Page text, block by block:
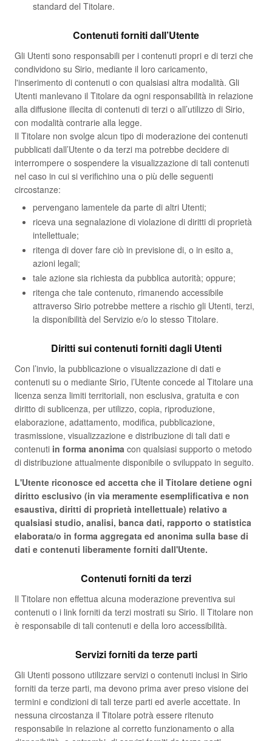
standard del Titolare.
Contenuti forniti dall’Utente
Gli Utenti sono responsabili per i contenuti propri e di terzi che
condividono su Sirio, mediante il loro caricamento,
l'inserimento di contenuti o con qualsiasi altra modalità. Gli
Utenti manlevano il Titolare da ogni responsabilità in relazione
alla diffusione illecita di contenuti di terzi o all’utilizzo di Sirio,
con modalità contrarie alla legge.
Il Titolare non svolge alcun tipo di moderazione dei contenuti
pubblicati dall’Utente o da terzi ma potrebbe decidere di
interrompere o sospendere la visualizzazione di tali contenuti
nel caso in cui si verifichino una o più delle seguenti
circostanze:
pervengano lamentele da parte di altri Utenti;
riceva una segnalazione di violazione di diritti di proprietà
intellettuale;
ritenga di dover fare ciò in previsione di, o in esito a,
azioni legali;
tale azione sia richiesta da pubblica autorità; oppure;
ritenga che tale contenuto, rimanendo accessibile
attraverso Sirio potrebbe mettere a rischio gli Utenti, terzi,
la disponibilità del Servizio e/o lo stesso Titolare.
Diritti sui contenuti forniti dagli Utenti
Con l’invio, la pubblicazione o visualizzazione di dati e
contenuti su o mediante Sirio, l’Utente concede al Titolare una
licenza senza limiti territoriali, non esclusiva, gratuita e con
diritto di sublicenza, per utilizzo, copia, riproduzione,
elaborazione, adattamento, modifica, pubblicazione,
trasmissione, visualizzazione e distribuzione di tali dati e
contenuti in forma anonima con qualsiasi supporto o metodo
di distribuzione attualmente disponibile o sviluppato in seguito.
L'Utente riconosce ed accetta che il Titolare detiene ogni
diritto esclusivo (in via meramente esemplificativa e non
esaustiva, diritti di proprietà intellettuale) relativo a
qualsiasi studio, analisi, banca dati, rapporto o statistica
elaborata/o in forma aggregata ed anonima sulla base di
dati e contenuti liberamente forniti dall'Utente.
Contenuti forniti da terzi
Il Titolare non effettua alcuna moderazione preventiva sui
contenuti o i link forniti da terzi mostrati su Sirio. Il Titolare non
è responsabile di tali contenuti e della loro accessibilità.
Servizi forniti da terze parti
Gli Utenti possono utilizzare servizi o contenuti inclusi in Sirio
forniti da terze parti, ma devono prima aver preso visione dei
termini e condizioni di tali terze parti ed averle accettate. In
nessuna circostanza il Titolare potrà essere ritenuto
responsabile in relazione al corretto funzionamento o alla